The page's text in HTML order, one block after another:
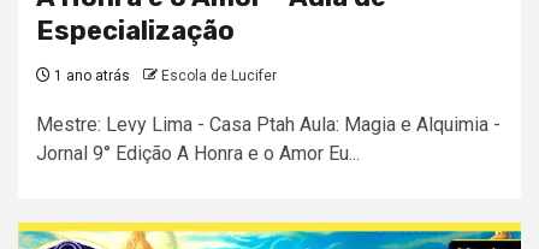
Especialização
1 ano atrás Escola de Lucifer
Mestre: Levy Lima - Casa Ptah Aula: Magia e Alquimia -
Jornal 9° Edição A Honra e o Amor Eu...